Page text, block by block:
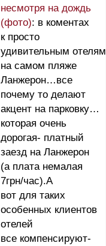
несмотря на дождь
(фото): в коментах
к просто
удивительным отелям
на самом пляже
Ланжерон…все
почему то делают
акцент на парковку…
которая очень
дорогая- платный
заезд на Ланжерон
(а плата немалая
7грн/час).А
вот для таких
особенных клиентов
отелей
все компенсируют-